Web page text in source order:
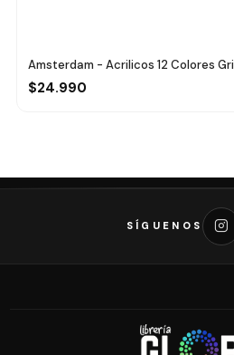
Amsterdam - Acrilicos 12 Colores
$24.990
SÍGUENOS